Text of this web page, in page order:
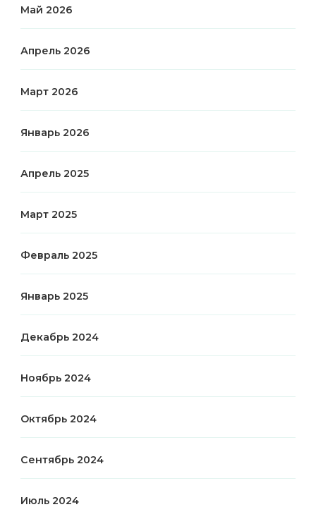
Май 2026
Апрель 2026
Март 2026
Январь 2026
Апрель 2025
Март 2025
Февраль 2025
Январь 2025
Декабрь 2024
Ноябрь 2024
Октябрь 2024
Сентябрь 2024
Июль 2024